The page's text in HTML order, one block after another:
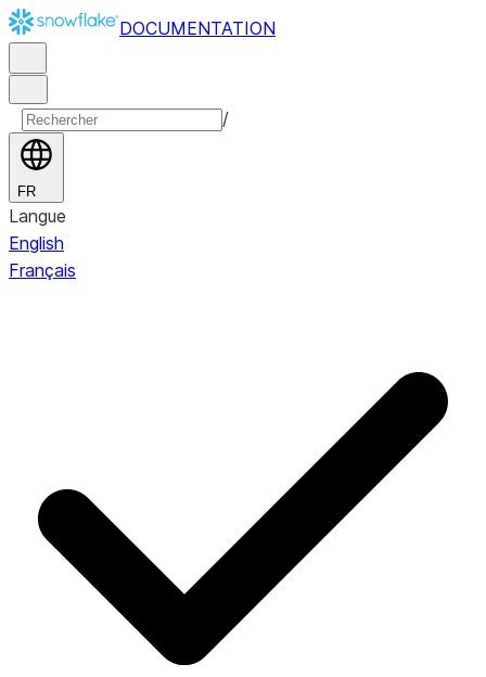
DOCUMENTATION
/
FR
Langue
English
Français